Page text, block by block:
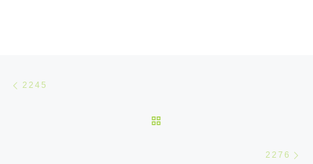
Parcourir les articles
2245
2276